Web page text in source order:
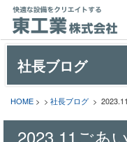
社長ブログ
HOME > > 社長ブログ >
2023.11ごあ